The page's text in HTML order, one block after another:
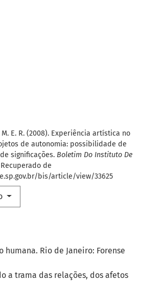
M. E. R. (2008). Experiência artística no
de autonomia: possibilidade de
significações. Boletim Do Instituto De
Recuperado de
bis/article/view/33625
humana. Rio de Janeiro: Forense
a trama das relações, dos afetos